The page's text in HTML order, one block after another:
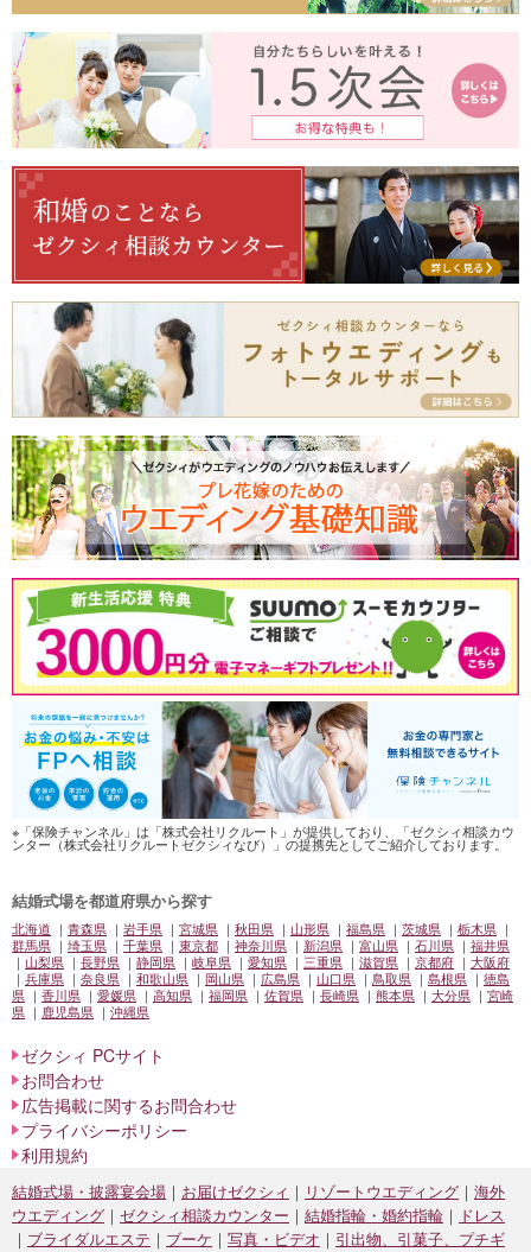
※「保険チャンネル」は「株式会社リクルート」が提供しており、「ゼクシィ相談カウ
ンター（株式会社リクルートゼクシィなび）」の提携先としてご紹介しております。
結婚式場を都道府県から探す
北海道 青森県 岩手県 宮城県 秋田県 山形県 福島県 茨城県
栃木県
群馬県
埼玉県 千葉県 東京都 神奈川県 新潟県 富山県 石川県
福井県
山梨県
長野県 静岡県 岐阜県 愛知県 三重県 滋賀県 京都府
大阪府
兵庫県
奈良県 和歌山県 岡山県 広島県 山口県 鳥取県 島根県
徳島
県
香川県 愛媛県 高知県 福岡県 佐賀県 長崎県 熊本県 大分県
宮崎
県
鹿児島県 沖縄県
ゼクシィ PCサイト
お問合わせ
広告掲載に関するお問合わせ
プライバシーポリシー
利用規約
結婚式場・披露宴会場 お届けゼクシィ リゾートウエディング
海外
ウエディング
ゼクシィ相談カウンター 結婚指輪・婚約指輪
ドレス
ブライダルエステ
ブーケ 写真・ビデオ
引出物、引菓子、プチギ